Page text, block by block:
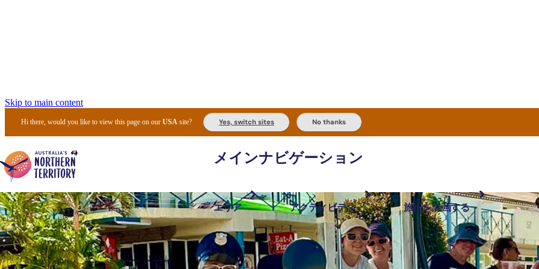
Skip to main content
Hi there, would you like to view this page on ourUSA site? Yes, switch sites No thanks
メインナビゲーション
エリア
最も人気が高い場所 アウトバックとアウトドア 地域ごとに散
アクティビティ
体験 旅行タイプ 現地でしたいこと
旅行を計画する
計画と予約 実用的な情報 計画ツール
検索: